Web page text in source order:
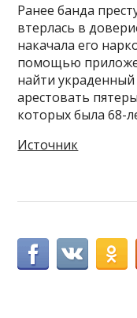
Ранее банда
втерлась в
накачала его
помощью
найти
арестовать
которых была 68-
Источник